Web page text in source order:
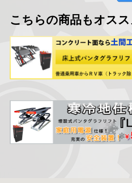
こちらの商品もオスス